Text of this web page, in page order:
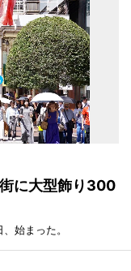
に大型飾り300
始まった。